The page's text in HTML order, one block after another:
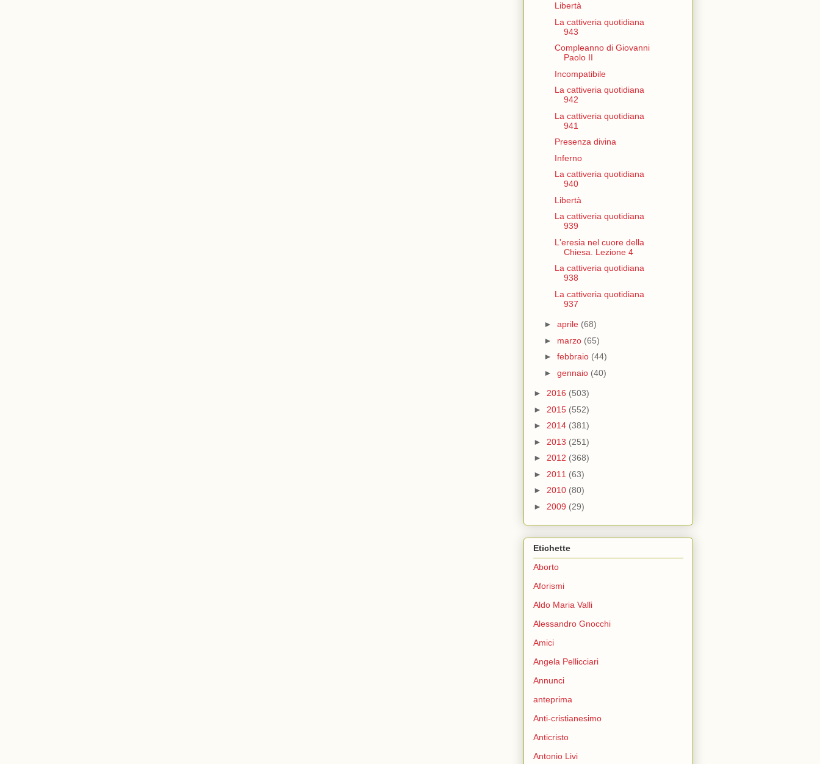
Libertà
La cattiveria quotidiana
943
Compleanno di Giovanni
Paolo II
Incompatibile
La cattiveria quotidiana
942
La cattiveria quotidiana
941
Presenza divina
Inferno
La cattiveria quotidiana
940
Libertà
La cattiveria quotidiana
939
L'eresia nel cuore della
Chiesa. Lezione 4
La cattiveria quotidiana
938
La cattiveria quotidiana
937
► aprile (68)
► marzo (65)
► febbraio (44)
► gennaio (40)
► 2016 (503)
► 2015 (552)
► 2014 (381)
► 2013 (251)
► 2012 (368)
► 2011 (63)
► 2010 (80)
► 2009 (29)
Etichette
Aborto
Aforismi
Aldo Maria Valli
Alessandro Gnocchi
Amici
Angela Pellicciari
Annunci
anteprima
Anti-cristianesimo
Anticristo
Antonio Livi